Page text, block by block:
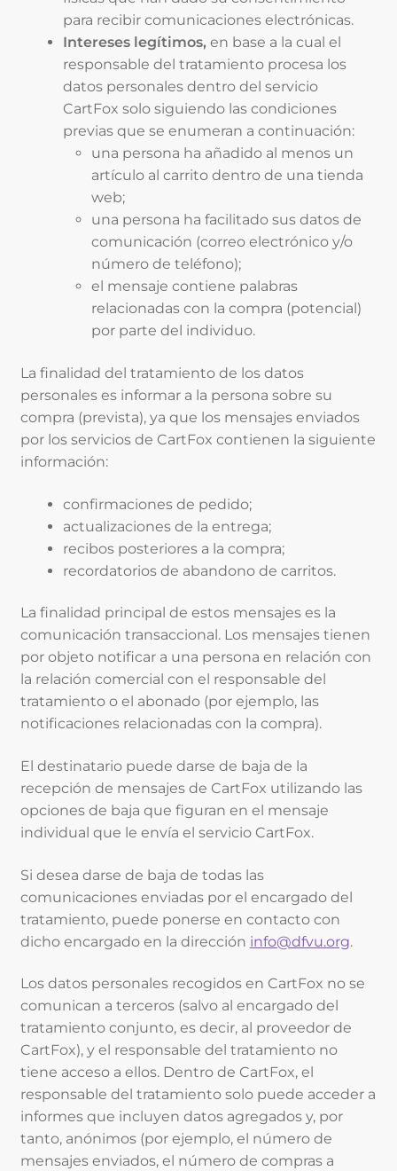
para recibir comunicaciones electrónicas.
Intereses legítimos,en base a la cual el
responsable del tratamiento procesa los
datos personales dentro del servicio
CartFox solo siguiendo las condiciones
previas que se enumeran a continuación:
una persona ha añadido al menos un
artículo al carrito dentro de una tienda
web;
una persona ha facilitado sus datos de
comunicación (correo electrónico y/o
número de teléfono);
el mensaje contiene palabras
relacionadas con la compra (potencial)
por parte del individuo.
La finalidad del tratamiento de los datos
personales es informar a la persona sobre su
compra (prevista), ya que los mensajes enviados
por los servicios de CartFox contienen la siguiente
información:
confirmaciones de pedido;
actualizaciones de la entrega;
recibos posteriores a la compra;
recordatorios de abandono de carritos.
La finalidad principal de estos mensajes es la
comunicación transaccional. Los mensajes tienen
por objeto notificar a una persona en relación con
la relación comercial con el responsable del
tratamiento o el abonado (por ejemplo, las
notificaciones relacionadas con la compra).
El destinatario puede darse de baja de la
recepción de mensajes de CartFox utilizando las
opciones de baja que figuran en el mensaje
individual que le envía el servicio CartFox.
Si desea darse de baja de todas las
comunicaciones enviadas por el encargado del
tratamiento, puede ponerse en contacto con
dicho encargado en la dirección info@dfvu.org.
Los datos personales recogidos en CartFox no se
comunican a terceros (salvo al encargado del
tratamiento conjunto, es decir, al proveedor de
CartFox), y el responsable del tratamiento no
tiene acceso a ellos. Dentro de CartFox, el
responsable del tratamiento solo puede acceder a
informes que incluyen datos agregados y, por
tanto, anónimos (por ejemplo, el número de
mensajes enviados, el número de compras a